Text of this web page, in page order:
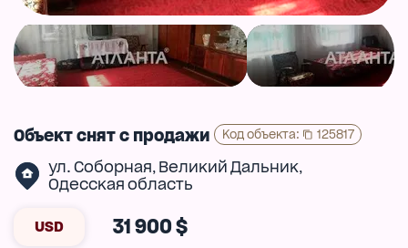
Объект снят с продажи Код объекта: 125817
ул. Соборная, Великий Дальник,
Одесская область
USD 31 900 $